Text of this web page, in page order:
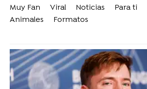
Muy Fan Viral Noticias Para ti
Animales
Formatos